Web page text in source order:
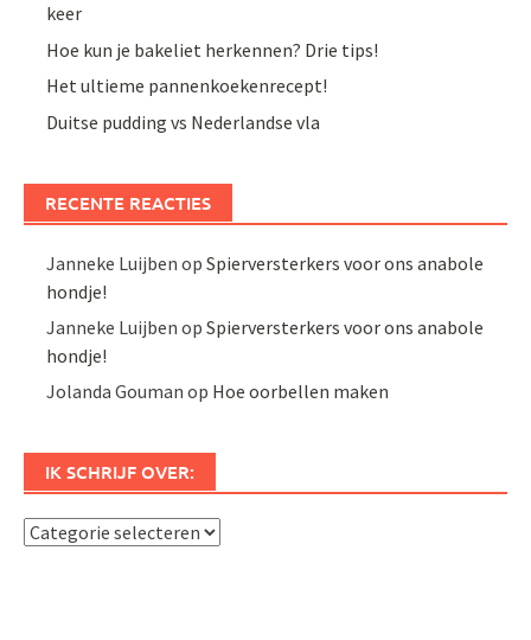
keer
Hoe kun je bakeliet herkennen? Drie tips!
Het ultieme pannenkoekenrecept!
Duitse pudding vs Nederlandse vla
RECENTE REACTIES
Janneke Luijben opSpierversterkers voor ons anabole
hondje!
Janneke Luijben opSpierversterkers voor ons anabole
hondje!
Jolanda Gouman op Hoe oorbellen maken
IK SCHRIJF OVER:
Ik